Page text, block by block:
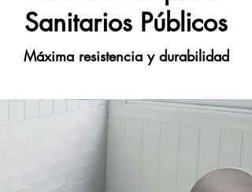
Sanitarios Públicos
Máxima resistencia y durabilidad